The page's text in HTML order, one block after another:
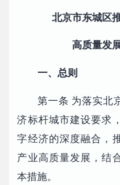
北京市东城区
高质量发
一、总则
第一条 为落实北
济标杆城市建设要求
字经济的深度融合，
产业高质量发展，结
本措施。